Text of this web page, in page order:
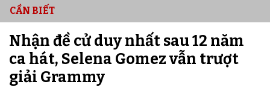
CẦN BIẾT
Nhận đề cử duy nhất sau 12 năm
ca hát, Selena Gomez vẫn trượt
giải Grammy